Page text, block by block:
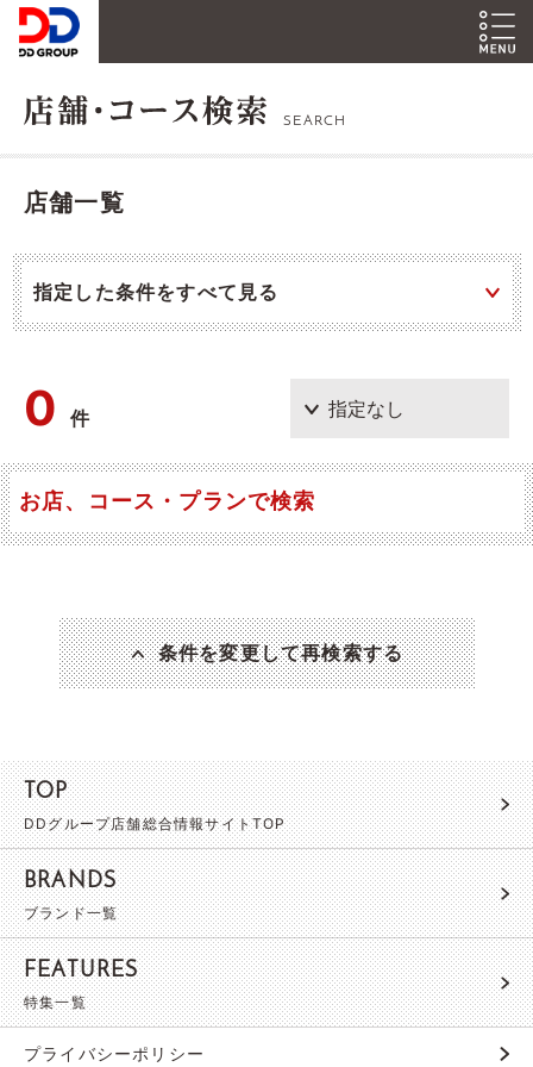
SEARCH
店舗一覧
指定した条件をすべて見る
0件
お店、コース・プランで検索
条件を変更して再検索する
TOP
DDグループ店舗総合情報サイトTOP
BRANDS
ブランド一覧
FEATURES
特集一覧
プライバシーポリシー